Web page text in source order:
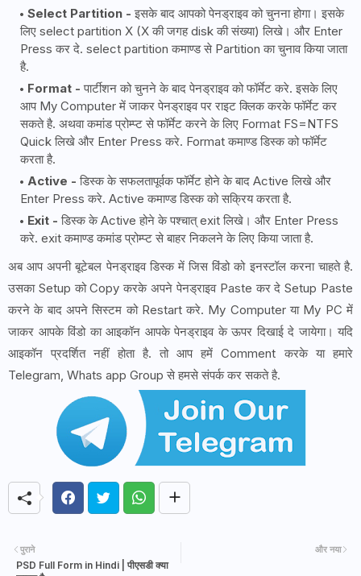
Select Partition -इसके बाद आपको पेनड्राइव को चुनना होगा। इसके
लिए select partition X (X की जगह disk की संख्या) लिखे। और Enter
Press कर दे. select partition कमाण्ड से Partition का चुनाव किया जाता
है.
Format -पार्टीशन को चुनने के बाद पेनड्राइव को फॉर्मेट करे. इसके लिए
आप My Computer में जाकर पेनड्राइव पर राइट क्लिक करके फॉर्मेट कर
सकते है. अथवा कमांड प्रोम्प्ट से फॉर्मेट करने के लिए Format FS=NTFS
Quick लिखे और Enter Press करे. Format कमाण्ड डिस्क को फॉर्मेट
करता है.
Active - डिस्क के सफलतापूर्वक फॉर्मेट होने के बाद Active लिखे और
Enter Press करे. Active कमाण्ड डिस्क को सक्रिय करता है.
Exit -डिस्क के Active होने के पश्चात् exit लिखे। और Enter Press
करे. exit कमाण्ड कमांड प्रोम्प्ट से बाहर निकलने के लिए किया जाता है.
अब आप अपनी बूटेबल पेनड्राइव डिस्क में जिस विंडो को इनस्टॉल करना चाहते है.
उसका Setup को Copy करके अपने पेनड्राइव Paste कर दे Setup Paste
करने के बाद अपने सिस्टम को Restart करे. My Computer या My PC में
जाकर आपके विंडो का आइकॉन आपके पेनड्राइव के ऊपर दिखाई दे जायेगा। यदि
आइकॉन प्रदर्शित नहीं होता है. तो आप हमें Comment करके या हमारे
Telegram, Whats app Group से हमसे संपर्क कर सकते है.
और नया
पुराने
PSD Full Form in Hindi | पीएसडी क्या